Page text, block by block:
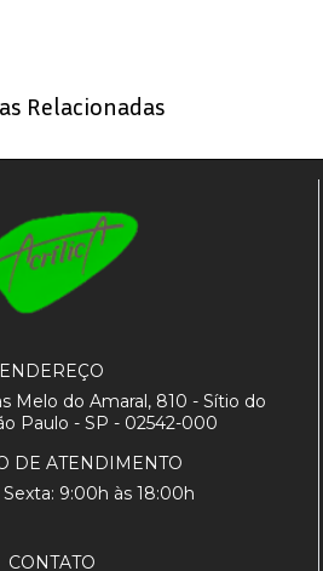
Relacionadas
ENDEREÇO
Melo do Amaral, 810 - Sítio do
Paulo - SP - 02542-000
DE ATENDIMENTO
9:00h às 18:00h
CONTATO